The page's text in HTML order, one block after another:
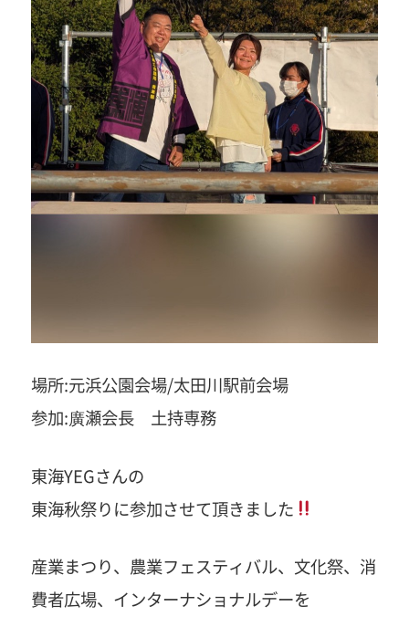
場所:元浜公園会場/太田川駅前会場
参加:廣瀬会長 土持専務
東海YEGさんの
東海秋祭りに参加させて頂きました
産業まつり、農業フェスティバル、文化祭、消
費者広場、インターナショナルデーを